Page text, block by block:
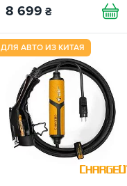
8 699 ₴
ДЛЯ АВТО ИЗ КИТАЯ